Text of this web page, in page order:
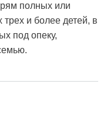
полных или
и более детей, в
под опеку,